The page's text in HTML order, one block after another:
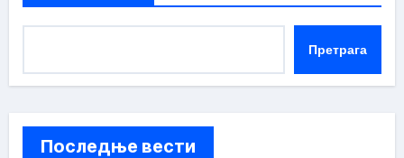
Претрага
Последње вести